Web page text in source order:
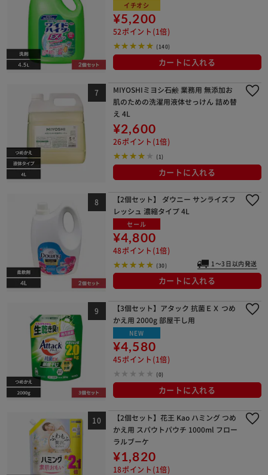
イチオシ
¥5,200
52ポイント(1倍)
(140)
カートに入れる
MIYOSHIミヨシ石鹸 業務用 無添加お
肌のための洗濯用液体せっけん 詰め替
え 4L
¥2,600
26ポイント(1倍)
(1)
カートに入れる
【2個セット】 ダウニー サンライズフ
レッシュ 濃縮タイプ 4L
セール
¥4,800
48ポイント(1倍)
(30) 1～3日以内発送
カートに入れる
【3個セット】アタック 抗菌ＥＸ つめ
かえ用 2000g 部屋干し用
NEW
¥4,580
45ポイント(1倍)
(0)
カートに入れる
【2個セット】花王 Kao ハミング つめ
かえ用 スパウトパウチ 1000ml フロー
ラルブーケ
¥1,820
18ポイント(1倍)